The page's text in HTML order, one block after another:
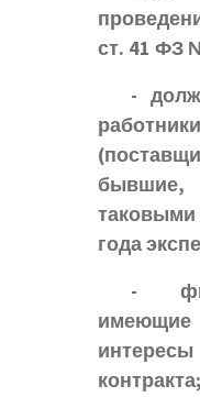
ст. 41 ФЗ
-
таковыми
года
-
контракта;